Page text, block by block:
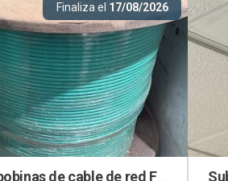
Finaliza el 17/08/2026
Lote de 15 bobinas de cable de red FURUKAWA en Pozuelo de Alarcón (Madrid)